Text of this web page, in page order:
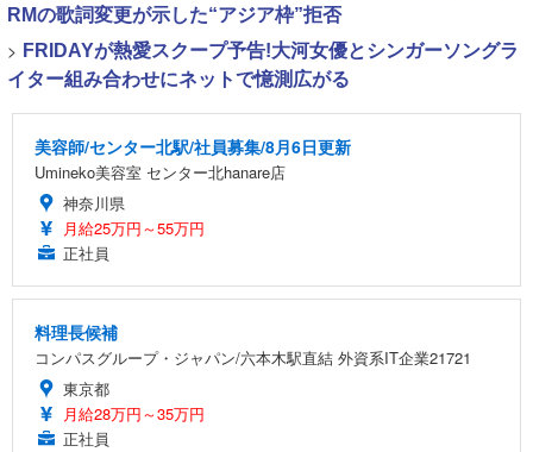
RMの歌詞変更が示した“アジア枠”拒否
> FRIDAYが熱愛スクープ予告!大河女優とシンガーソングラ
イター組み合わせにネットで憶測広がる
美容師/センター北駅/社員募集/8月6日更新
Umineko美容室 センター北hanare店
神奈川県
月給25万円～55万円
正社員
料理長候補
コンパスグループ・ジャパン/六本木駅直結 外資系IT企業21721
東京都
月給28万円～35万円
正社員